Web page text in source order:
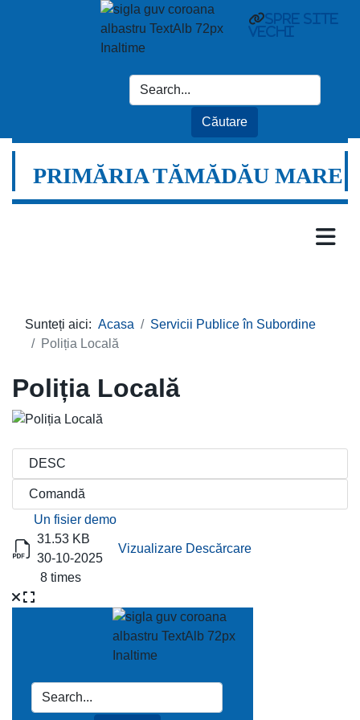
spre site
vechi
PRIMĂRIA TĂMĂDĂU MARE
Sunteți aici: Acasa
Servicii Publice în Subordine
Poliția Locală
Poliția Locală
Titlu
Descărcare
Un fisier demo
31.53 KB
30-10-2025
8 times
Vizualizare Descărcare